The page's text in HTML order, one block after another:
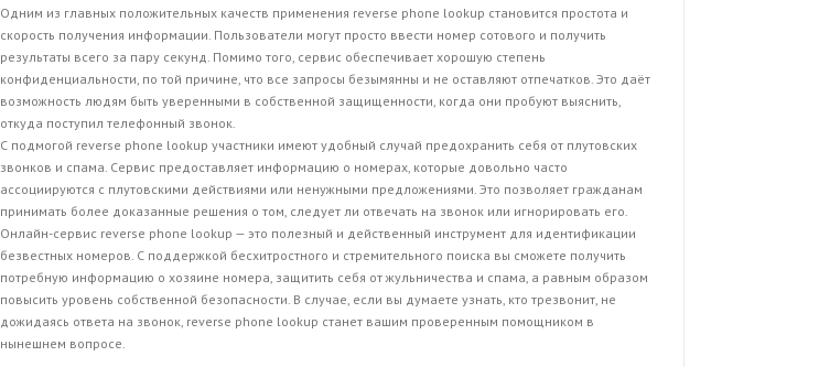
Одним из главных положительных качеств применения reverse phone lookup становится простота и
скорость получения информации. Пользователи могут просто ввести номер сотового и получить
результаты всего за пару секунд. Помимо того, сервис обеспечивает хорошую степень
конфиденциальности, по той причине, что все запросы безымянны и не оставляют отпечатков. Это даёт
возможность людям быть уверенными в собственной защищенности, когда они пробуют выяснить,
откуда поступил телефонный звонок.
С подмогой reverse phone lookup участники имеют удобный случай предохранить себя от плутовских
звонков и спама. Сервис предоставляет информацию о номерах, которые довольно часто
ассоциируются с плутовскими действиями или ненужными предложениями. Это позволяет гражданам
принимать более доказанные решения о том, следует ли отвечать на звонок или игнорировать его.
Онлайн-сервис reverse phone lookup — это полезный и действенный инструмент для идентификации
безвестных номеров. С поддержкой бесхитростного и стремительного поиска вы сможете получить
потребную информацию о хозяине номера, защитить себя от жульничества и спама, а равным образом
повысить уровень собственной безопасности. В случае, если вы думаете узнать, кто трезвонит, не
дожидаясь ответа на звонок, reverse phone lookup станет вашим проверенным помощником в
нынешнем вопросе.